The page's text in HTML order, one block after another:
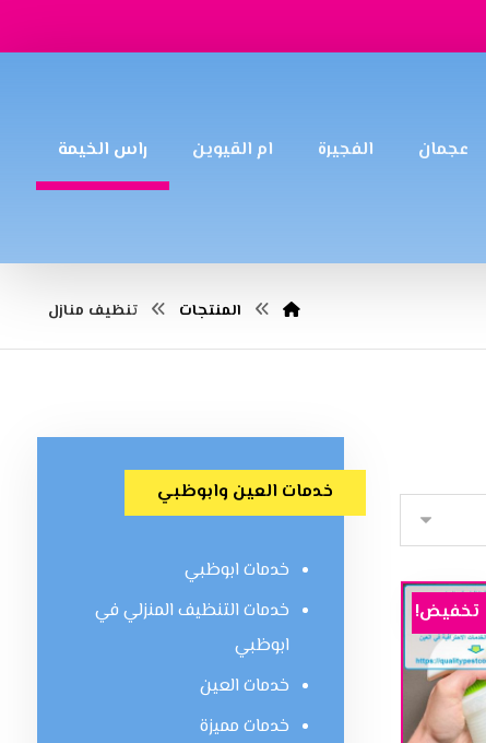
عجمان الفجيرة ام القيوين راس الخيمة
المنتجات تنظيف منازل
تخفيض!
خدمات العين وابوظبي
خدمات ابوظبي
خدمات التنظيف المنزلي في
ابوظبي
خدمات العين
خدمات مميزة